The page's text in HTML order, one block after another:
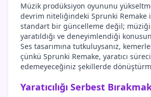
Müzik prodüksiyon oyununu
devrim niteliğindeki Sprunki Remake
standart bir güncelleme değil;
yaratıldığı ve deneyimlendiği
Ses tasarımına tutkuluysanız,
çünkü Sprunki Remake, yaratıcı
edemeyeceğiniz şekillerde
Yaratıcılığı Serbest